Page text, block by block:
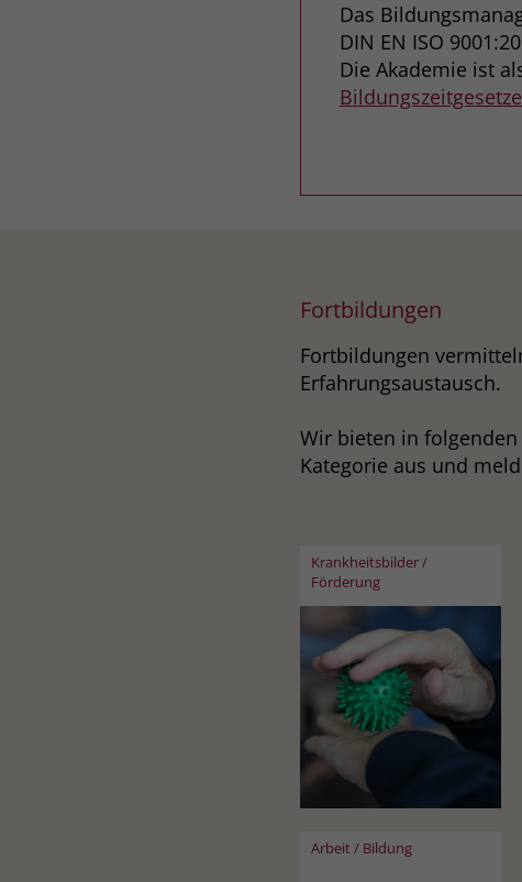
Das
DIN EN ISO
Die Akademie ist
Fortbildungen
Fortbildungen
Erfahrungsaustausch.
Wir bieten in folgenden
Kategorie aus und
Krankheitsbilder /
Förderung
Arbeit / Bildung